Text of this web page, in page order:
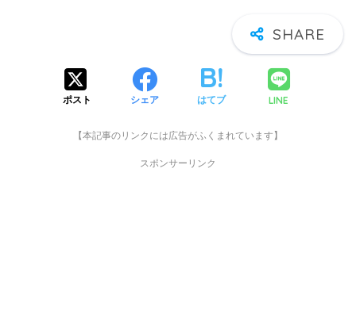
ポスト シェア はてブ LINE
【本記事のリンクには広告がふくまれています】
スポンサーリンク